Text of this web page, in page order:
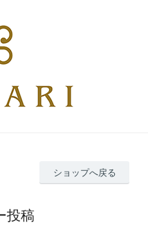
ショップへ戻る
投稿